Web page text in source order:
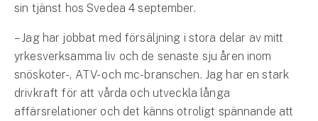
Fritidshusförsäkring
Företag
Företagsförsäkring
sin tjänst hos Svedea 4 september.
– Jag har jobbat med försäljning i stora delar av mitt
yrkesverksamma liv och de senaste sju åren inom
snöskoter-, ATV- och mc-branschen. Jag har en stark
drivkraft för att vårda och utveckla långa
affärsrelationer och det känns otroligt spännande att